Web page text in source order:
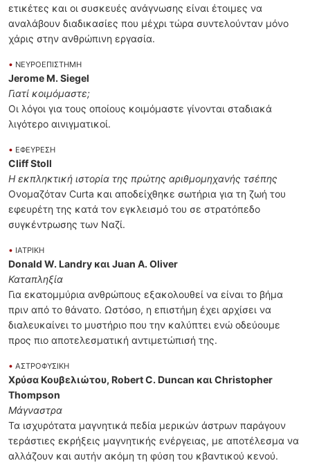
ετικέτες και οι συσκευές ανάγνωσης είναι έτοιμες να
αναλάβουν διαδικασίες που μέχρι τώρα συντελούνταν μόνο
χάρις στην ανθρώπινη εργασία.
• ΝΕΥΡΟΕΠΙΣΤΗΜΗ
Jerome M. Siegel
Γιατί κοιμόμαστε;
Οι λόγοι για τους οποίους κοιμόμαστε γίνονται σταδιακά
λιγότερο αινιγματικοί.
• ΕΦΕΥΡΕΣΗ
Cliff Stoll
Η εκπληκτική ιστορία της πρώτης αριθμομηχανής τσέπης
Ονομαζόταν Curta και αποδείχθηκε σωτήρια για τη ζωή του
εφευρέτη της κατά τον εγκλεισμό του σε στρατόπεδο
συγκέντρωσης των Ναζί.
• ΙΑΤΡΙΚΗ
Donald W. Landry και Juan A. Oliver
Καταπληξία
Για εκατομμύρια ανθρώπους εξακολουθεί να είναι το βήμα
πριν από το θάνατο. Ωστόσο, η επιστήμη έχει αρχίσει να
διαλευκαίνει το μυστήριο που την καλύπτει ενώ οδεύουμε
προς πιο αποτελεσματική αντιμετώπισή της.
• ΑΣΤΡΟΦΥΣΙΚΗ
Χρύσα Κουβελιώτου, Robert C. Duncan και Christopher
Thompson
Μάγναστρα
Τα ισχυρότατα μαγνητικά πεδία μερικών άστρων παράγουν
τεράστιες εκρήξεις μαγνητικής ενέργειας, με αποτέλεσμα να
αλλάζουν και αυτήν ακόμη τη φύση του κβαντικού κενού.